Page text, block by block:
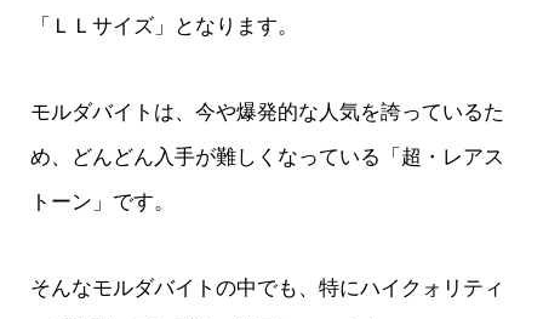
「ＬＬサイズ」となります。
モルダバイトは、今や爆発的な人気を誇っているた
め、どんどん入手が難しくなっている「超・レアス
トーン」です。
そんなモルダバイトの中でも、特にハイクォリティ